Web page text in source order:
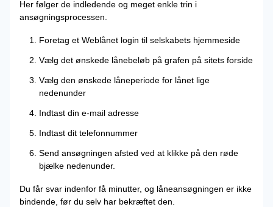
Her følger de indledende og meget enkle trin i
ansøgningsprocessen.
Foretag et Weblånet login til selskabets hjemmeside
Vælg det ønskede lånebeløb på grafen på sitets forside
Vælg den ønskede låneperiode for lånet lige
nedenunder
Indtast din e-mail adresse
Indtast dit telefonnummer
Send ansøgningen afsted ved at klikke på den røde
bjælke nedenunder.
Du får svar indenfor få minutter, og låneansøgningen er ikke
bindende, før du selv har bekræftet den.